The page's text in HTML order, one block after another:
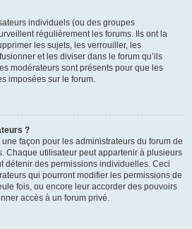
individuels (ou des groupes
régulièrement les forums. Ils ont la
les sujets, les verrouiller, les
et les diviser dans le forum qu’ils
modérateurs sont présents pour que les
imposées sur le forum.
?
façon pour les administrateurs du forum de
Chaque utilisateur peut appartenir à plusieurs
détenir des permissions individuelles. Ceci
qui pourront modifier les permissions de
fois, ou encore leur accorder des pouvoirs
accès à un forum privé.